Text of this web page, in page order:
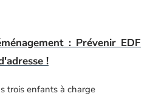
: Prévenir EDF
!
trois enfants à charge